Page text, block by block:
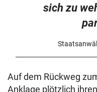
sich zu
Auf dem Rückweg
Anklage plötzlich